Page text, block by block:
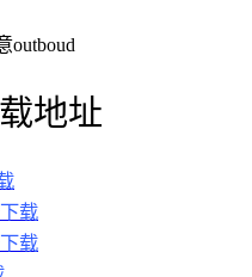
outboud
地址
载
载